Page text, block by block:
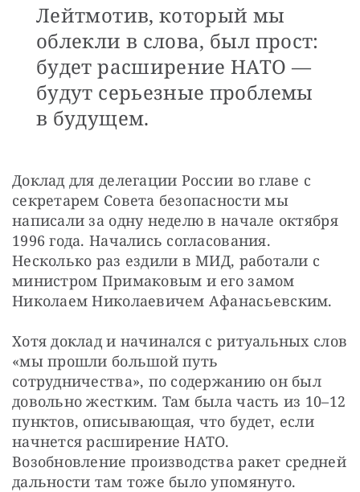
Лейтмотив, который мы
облекли в слова, был прост:
будет расширение НАТО —
будут серьезные проблемы
в будущем.
Доклад для делегации России во главе с
секретарем Совета безопасности мы
написали за одну неделю в начале октября
1996 года. Начались согласования.
Несколько раз ездили в МИД, работали с
министром Примаковым и его замом
Николаем Николаевичем Афанасьевским.
Хотя доклад и начинался с ритуальных слов
«мы прошли большой путь
сотрудничества», по содержанию он был
довольно жестким. Там была часть из 10–12
пунктов, описывающая, что будет, если
начнется расширение НАТО.
Возобновление производства ракет средней
дальности там тоже было упомянуто.